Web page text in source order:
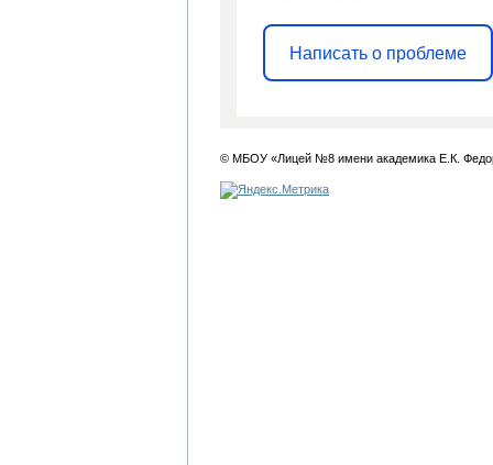
Написать о проблеме
© МБОУ «Лицей №8 имени академика Е.К.